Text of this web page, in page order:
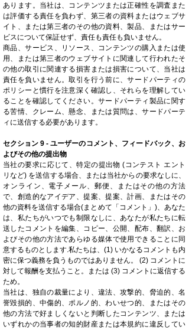
あります。当社は、コンテンツまたは正確性を調査また
は評価する責任を負わず、第三者の資料またはウェブサ
イト、または第三者のその他の資料、製品、またはサー
ビスについて保証せず、責任も責任も負いません。
商品、サービス、リソース、コンテンツの購入または使
用、または第三者のウェブサイトに関連して行われたそ
の他の取引に関連する損害または損害について、当社は
責任を負いません。取引を行う前に、サードパーティの
ポリシーと慣行を注意深く確認し、それらを理解してい
ることを確認してください。サードパーティ製品に関す
る苦情、クレーム、懸念、または質問は、サードパーテ
ィに送信する必要があります。
セクション 9 - ユーザーのコメント、フィードバック、お
よびその他の提出物
当社の要求に応じて、特定の提出物 (コンテスト エント
リなど) を送信する場合、または当社からの要求なしに、
オンライン、電子メール、郵便、またはその他の方法
で、創造的なアイデア、提案、提案、計画、またはその
他の資料を送信する場合(まとめて「コメント」)、あなた
は、私たちがいつでも制限なしに、あなたが私たちに転
送したコメントを編集、コピー、公開、配布、翻訳、お
よびその他の方法であらゆる媒体で使用できることに同
意するものとします.私たちは、(1) いかなるコメントも内
密に保つ義務を負うものではありません。 (2) コメントに
対して報酬を支払うこと。または (3) コメントに返信する
ため。
当社は、独自の裁量により、違法、攻撃的、脅迫的、名
誉毀損的、中傷的、ポルノ的、わいせつ的、またはその
他の方法で好ましくないと判断したコンテンツ、または
いずれかの当事者の知的財産または本規約に違反してい